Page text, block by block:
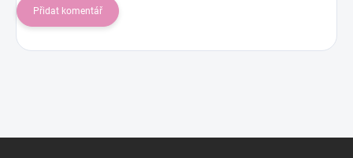
Přidat komentář